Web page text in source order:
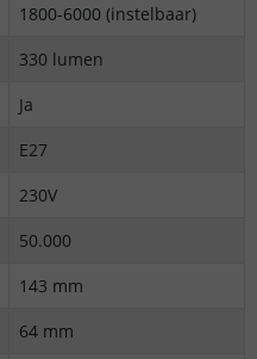
1800-6000 (instelbaar)
330 lumen
Ja
E27
230V
50.000
143 mm
64 mm